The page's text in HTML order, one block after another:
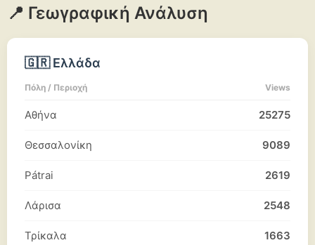
📍 Γεωγραφική Ανάλυση
🇬🇷 Ελλάδα
Πόλη / Περιοχή Views
Αθήνα 25275
Θεσσαλονίκη 9089
Pátrai 2619
Λάρισα 2548
Τρίκαλα 1663